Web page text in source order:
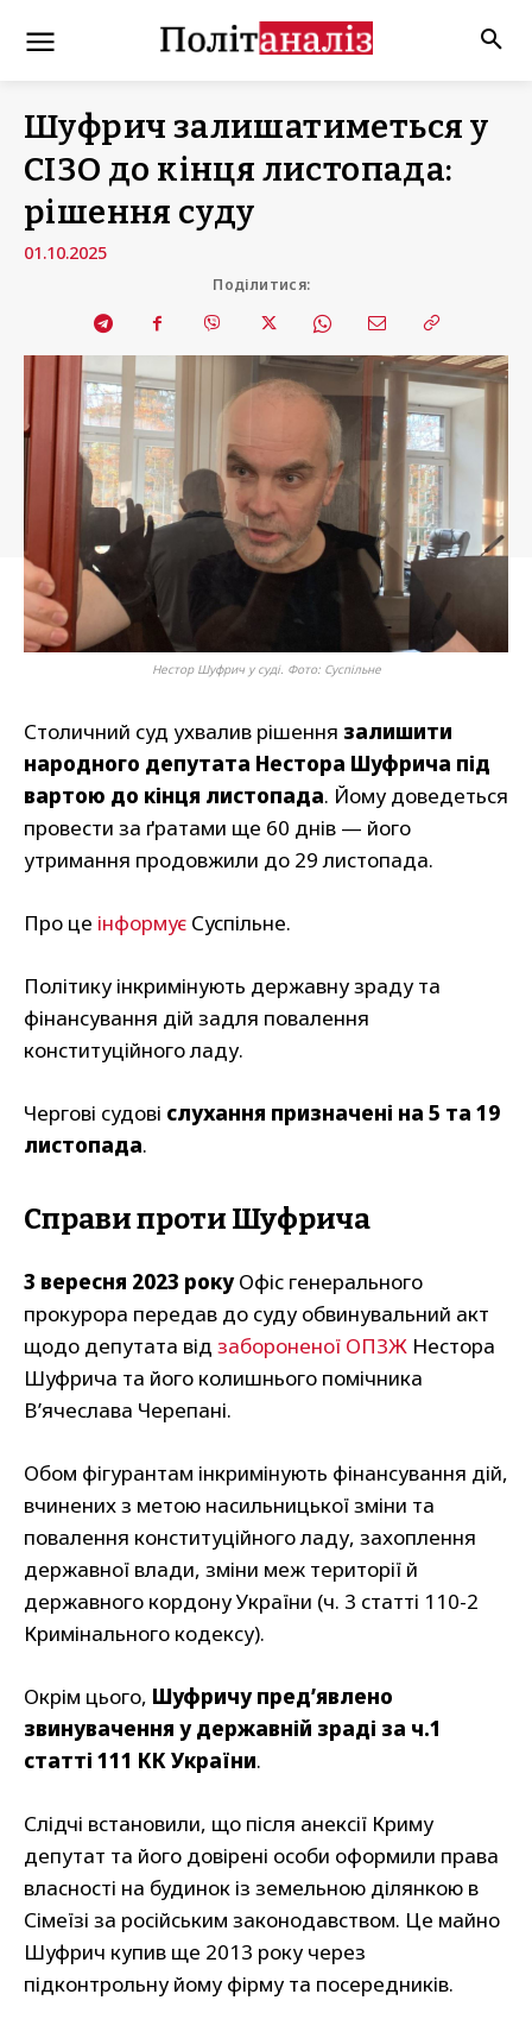
Шуфрич залишатиметься у
СІЗО до кінця листопада:
рішення суду
01.10.2025
Поділитися:
Нестор Шуфрич у суді. Фото: Суспільне
Столичний суд ухвалив рішення залишити
народного депутата Нестора Шуфрича під
вартою до кінця листопада. Йому доведеться
провести за ґратами ще 60 днів — його
утримання продовжили до 29 листопада.
Про це інформує Суспільне.
Політику інкримінують державну зраду та
фінансування дій задля повалення
конституційного ладу.
Чергові судові слухання призначені на 5 та 19
листопада.
Справи проти Шуфрича
3 вересня 2023 рокуОфіс генерального
прокурора передав до суду обвинувальний акт
щодо депутата від забороненої ОПЗЖ Нестора
Шуфрича та його колишнього помічника
В’ячеслава Черепані.
Обом фігурантам інкримінують фінансування дій,
вчинених з метою насильницької зміни та
повалення конституційного ладу, захоплення
державної влади, зміни меж території й
державного кордону України (ч. 3 статті 110-2
Кримінального кодексу).
Окрім цього, Шуфричу пред’явлено
звинувачення у державній зраді за ч.1
статті 111 КК України.
Слідчі встановили, що після анексії Криму
депутат та його довірені особи оформили права
власності на будинок із земельною ділянкою в
Сімеїзі за російським законодавством. Це майно
Шуфрич купив ще 2013 року через
підконтрольну йому фірму та посередників.